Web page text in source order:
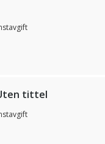
tittel